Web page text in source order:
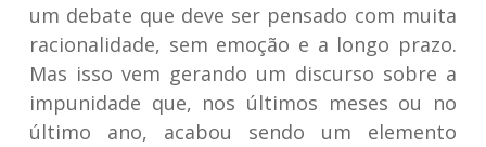
um debate que deve ser pensado com muita
racionalidade, sem emoção e a longo prazo.
Mas isso vem gerando um discurso sobre a
impunidade que, nos últimos meses ou no
último ano, acabou sendo um elemento